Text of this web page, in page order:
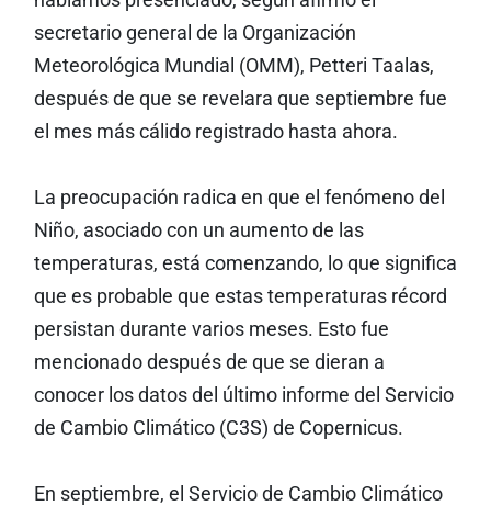
secretario general de la Organización
Meteorológica Mundial (OMM), Petteri Taalas,
después de que se revelara que septiembre fue
el mes más cálido registrado hasta ahora.
La preocupación radica en que el fenómeno del
Niño, asociado con un aumento de las
temperaturas, está comenzando, lo que significa
que es probable que estas temperaturas récord
persistan durante varios meses. Esto fue
mencionado después de que se dieran a
conocer los datos del último informe del Servicio
de Cambio Climático (C3S) de Copernicus.
En septiembre, el Servicio de Cambio Climático